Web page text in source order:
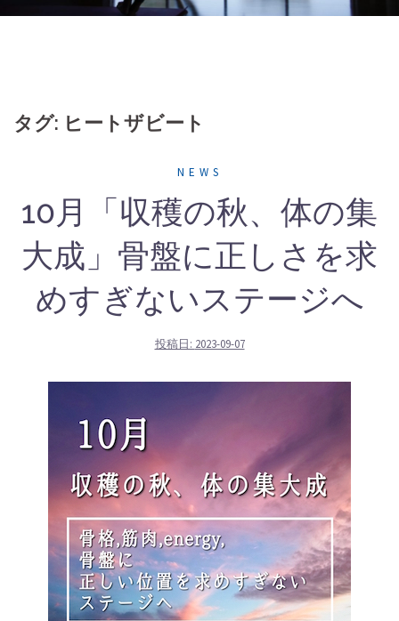
タグ: ヒートザビート
NEWS
10月「収穫の秋、体の集
大成」骨盤に正しさを求
めすぎないステージへ
投稿日: 2023-09-07